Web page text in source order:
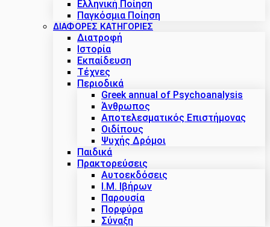
Ελληνική Ποίηση
Παγκόσμια Ποίηση
ΔΙΑΦΟΡΕΣ ΚΑΤΗΓΟΡΙΕΣ
Διατροφή
Ιστορία
Εκπαίδευση
Τέχνες
Περιοδικά
Greek annual of Psychoanalysis
Άνθρωπος
Αποτελεσματικός Επιστήμονας
Οιδίπους
Ψυχής Δρόμοι
Παιδικά
Πρακτoρεύσεις
Αυτοεκδόσεις
Ι.Μ. Ιβήρων
Παρουσία
Πορφύρα
Σύναξη